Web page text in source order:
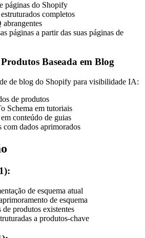
páginas do Shopify
completos
abrangentes
páginas a partir das suas páginas de
Baseada em Blog
de blog do Shopify para visibilidade IA:
de produtos
Schema em tutoriais
conteúdo de guias
com dados aprimorados
de esquema atual
de esquema
produtos existentes
a produtos-chave